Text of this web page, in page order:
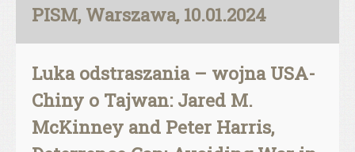
PISM, Warszawa, 10.01.2024
Luka odstraszania – wojna USA-
Chiny o Tajwan: Jared M.
McKinney and Peter Harris,